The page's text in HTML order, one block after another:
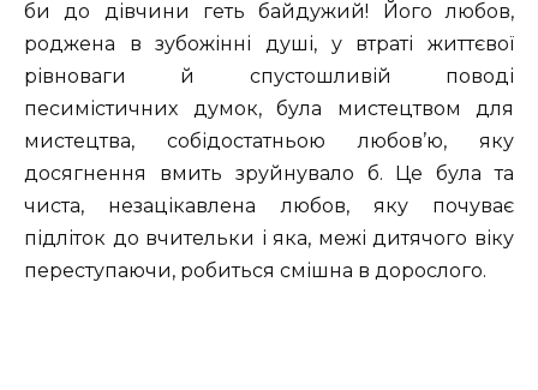
би до дівчини геть байдужий! Його любов,
роджена в зубожінні душі, у втраті життєвої
рівноваги й спустошливій поводі
песимістичних думок, була мистецтвом для
мистецтва, собідостатньою любов’ю, яку
досягнення вмить зруйнувало б. Це була та
чиста, незацікавлена любов, яку почуває
підліток до вчительки і яка, межі дитячого віку
переступаючи, робиться смішна в дорослого.